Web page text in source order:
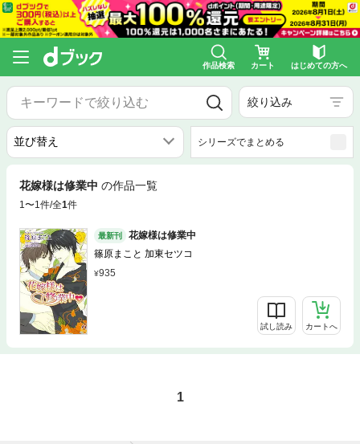
作品検索 カート はじめての方へ
絞り込み
シリーズでまとめる
花嫁様は修業中 の作品一覧
1〜1件/全1件
最新刊
花嫁様は修業中
篠原まこと 加東セツコ
935
試し読み カートへ
1